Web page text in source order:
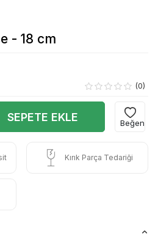
- 18 cm
(0)
SEPETE EKLE Beğen
Kırık Parça Tedariği